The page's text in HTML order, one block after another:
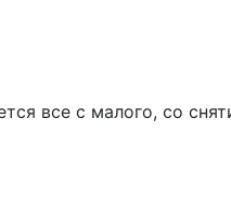
все с малого, со